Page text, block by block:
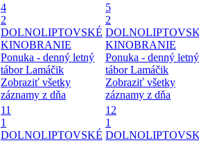
4
2
DOLNOLIPTOVSKÉ
KINOBRANIE
Ponuka - denný letný
tábor Lamáčik
Zobraziť všetky
záznamy z dňa
5
2
KINOBRANIE
Ponuka - denný letný
tábor Lamáčik
Zobraziť všetky
záznamy z dňa
11
1
DOLNOLIPTOVSKÉ
12
1